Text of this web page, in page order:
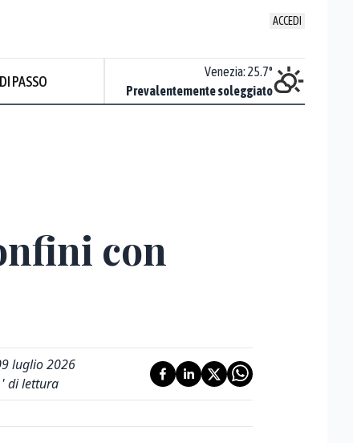
ACCEDI
PASSO
Piovoso
Venezia: 25.7°
Prevalentemente soleggiato
con
luglio 2026
' di lettura